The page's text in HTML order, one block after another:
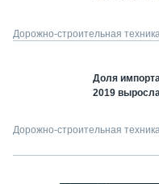
Дорожно-строительная
Доля
2019
Дорожно-строительная